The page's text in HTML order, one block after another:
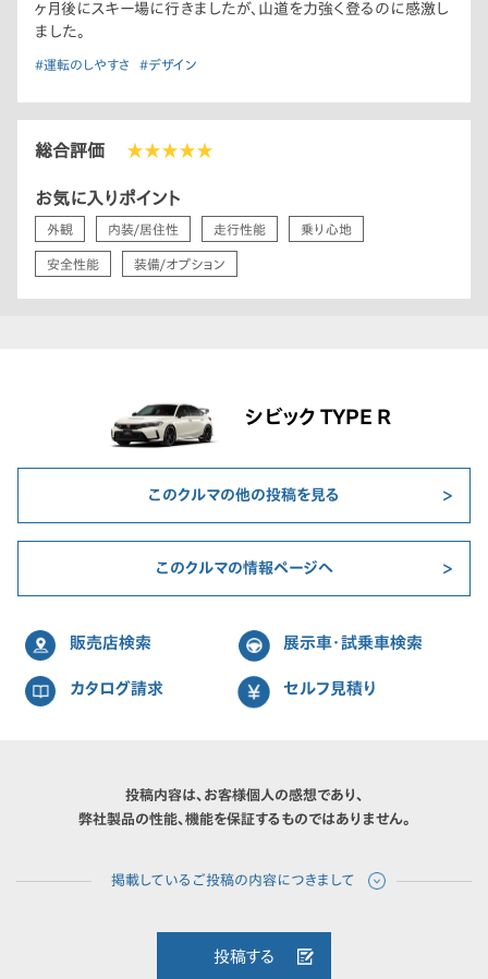
ヶ月後にスキー場に行きましたが、山道を力強く登るのに感激し
ました。
#運転のしやすさ #デザイン
総合評価 ★★★★★
お気に入りポイント
外観 内装/居住性 走行性能 乗り心地
安全性能 装備/オプション
シビック TYPE R
このクルマの他の投稿を見る
このクルマの情報ページへ
販売店検索 展示車・試乗車検索
カタログ請求 セルフ見積り
投稿内容は、お客様個人の感想であり、
弊社製品の性能、機能を保証するものではありません。
投稿する